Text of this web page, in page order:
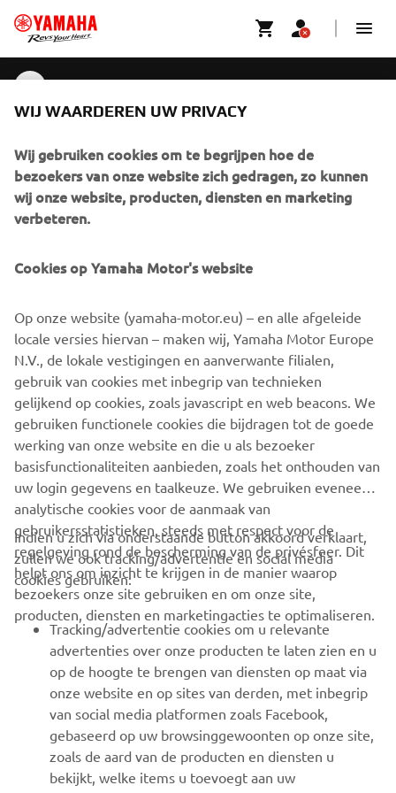
LOCATOR
CORPORATE
BUSINESS
MEER YAMAHA
SUPPORT
NIEUWSBRIEF
Wees de eerste die meer te weten komt over de nieuwste deals,
speciale evenementen, nieuwe producten en nog veel meer
ABONNEREN
Lees ons privacybeleid om te leren hoe we uw persoonlijke
gegevens verwerken:Privacyverklaring
Belgium (Dutch)
© Copyright - 2026 Yamaha Motor Europe N.V. - All Rights
Reserved
PrivacyverklaringCookies Algemene voorwaarden
WIJ WAARDEREN UW PRIVACY
Wij gebruiken cookies om te begrijpen hoe de
bezoekers van onze website zich gedragen, zo kunnen
wij onze website, producten, diensten en marketing
verbeteren.
Cookies op Yamaha Motor's website
Op onze website (yamaha-motor.eu) – en alle afgeleide
locale versies hiervan – maken wij, Yamaha Motor Europe
N.V., de lokale vestigingen en aanverwante filialen,
gebruik van cookies met inbegrip van technieken
gelijkend op cookies, zoals javascript en web beacons. We
gebruiken functionele cookies die bijdragen tot de goede
werking van onze website en die u als bezoeker
basisfunctionaliteiten aanbieden, zoals het onthouden van
uw login gegevens en taalkeuze. We gebruiken eveneens
analytische cookies voor de aanmaak van
gebruikersstatistieken, steeds met respect voor de
regelgeving rond de bescherming van de privésfeer. Dit
helpt ons om inzicht te krijgen in de manier waarop
bezoekers onze site gebruiken en om onze site,
producten, diensten en marketingacties te optimaliseren.
Indien u zich via onderstaande button akkoord verklaart,
zullen we ook tracking/advertentie en social media
cookies gebruiken:
Tracking/advertentie cookies om u relevante
advertenties over onze producten te laten zien en u
op de hoogte te brengen van diensten op maat via
onze website en op sites van derden, met inbegrip
van social media platformen zoals Facebook,
gebaseerd op uw browsinggewoonten op onze site,
zoals de aard van de producten en diensten u
bekijkt, welke items u toevoegt aan uw